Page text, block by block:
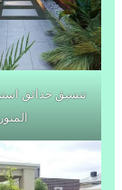
تنسيق حدائق